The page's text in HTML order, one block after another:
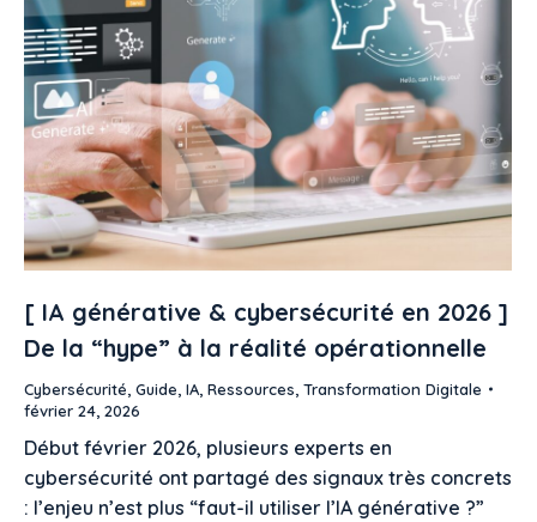
[ IA générative & cybersécurité en 2026 ]
De la “hype” à la réalité opérationnelle
Cybersécurité, Guide, IA, Ressources, Transformation Digitale
février 24, 2026
Début février 2026, plusieurs experts en
cybersécurité ont partagé des signaux très concrets
: l’enjeu n’est plus “faut-il utiliser l’IA générative ?”